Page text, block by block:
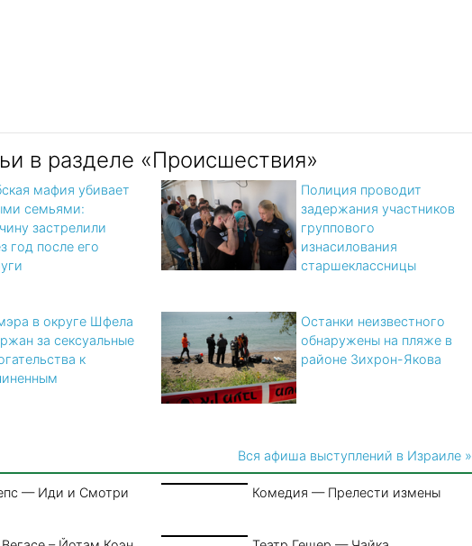
в разделе «Происшествия»
мафия убивает
семьями:
застрелили
год после его
Полиция проводит
задержания участников
группового
изнасилования
старшеклассницы
в округе Шфела
за сексуальные
к
Останки неизвестного
обнаружены на пляже в
районе Зихрон-Якова
Вся афиша выступлений в Израиле »
— Иди и Смотри
Комедия — Прелести измены